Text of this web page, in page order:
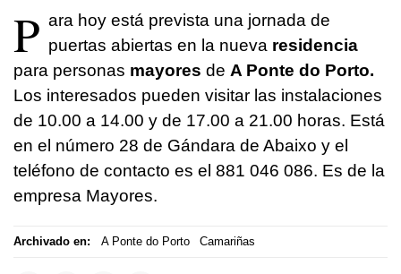
P ara hoy está prevista una jornada de
puertas abiertas en la nueva residencia
para personas mayores de A Ponte do Porto.
Los interesados pueden visitar las instalaciones
de 10.00 a 14.00 y de 17.00 a 21.00 horas. Está
en el número 28 de Gándara de Abaixo y el
teléfono de contacto es el 881 046 086. Es de la
empresa Mayores.
Archivado en: A Ponte do Porto Camariñas